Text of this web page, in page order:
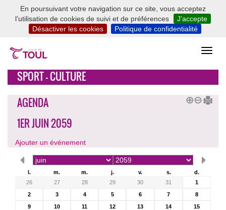
En poursuivant votre navigation sur ce site, vous acceptez
l’utilisation de cookies de suivi et de préférences
J’accepte
Désactiver les cookies
Politique de confidentialité
SPORT - CULTURE
AGENDA
1ER JUIN 2059
Ajouter un événement
l. m. m. j. v. s.
d.
26
27 28 29 30 31
1
2
3 4 5 6 7
8
9
10 11 12 13 14
15